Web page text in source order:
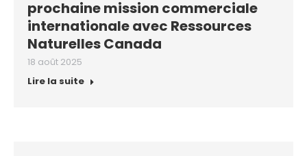
prochaine mission commerciale
internationale avec Ressources
Naturelles Canada
18 août 2025
Lire la suite